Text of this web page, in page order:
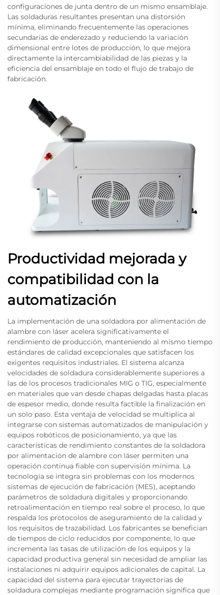
configuraciones de junta dentro de un mismo ensamblaje.
Las soldaduras resultantes presentan una distorsión
mínima, eliminando frecuentemente las operaciones
secundarias de enderezado y reduciendo la variación
dimensional entre lotes de producción, lo que mejora
directamente la intercambiabilidad de las piezas y la
eficiencia del ensamblaje en todo el flujo de trabajo de
fabricación.
Productividad mejorada y
compatibilidad con la
automatización
La implementación de una soldadora por alimentación de
alambre con láser acelera significativamente el
rendimiento de producción, manteniendo al mismo tiempo
estándares de calidad excepcionales que satisfacen los
exigentes requisitos industriales. El sistema alcanza
velocidades de soldadura considerablemente superiores a
las de los procesos tradicionales MIG o TIG, especialmente
en materiales que van desde chapas delgadas hasta placas
de espesor medio, donde resulta factible la finalización en
un solo paso. Esta ventaja de velocidad se multiplica al
integrarse con sistemas automatizados de manipulación y
equipos robóticos de posicionamiento, ya que las
características de rendimiento constantes de la soldadora
por alimentación de alambre con láser permiten una
operación continua fiable con supervisión mínima. La
tecnología se integra sin problemas con los modernos
sistemas de ejecución de fabricación (MES), aceptando
parámetros de soldadura digitales y proporcionando
retroalimentación en tiempo real sobre el proceso, lo que
respalda los protocolos de aseguramiento de la calidad y
los requisitos de trazabilidad. Los fabricantes se benefician
de tiempos de ciclo reducidos por componente, lo que
incrementa las tasas de utilización de los equipos y la
capacidad productiva general sin necesidad de ampliar las
instalaciones ni adquirir equipos adicionales de capital. La
capacidad del sistema para ejecutar trayectorias de
soldadura complejas mediante programación significa que